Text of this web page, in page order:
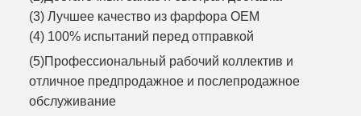
(3) Лучшее качество из фарфора OEM
(4) 100% испытаний перед отправкой
(5)Профессиональный рабочий коллектив и
отличное предпродажное и послепродажное
обслуживание